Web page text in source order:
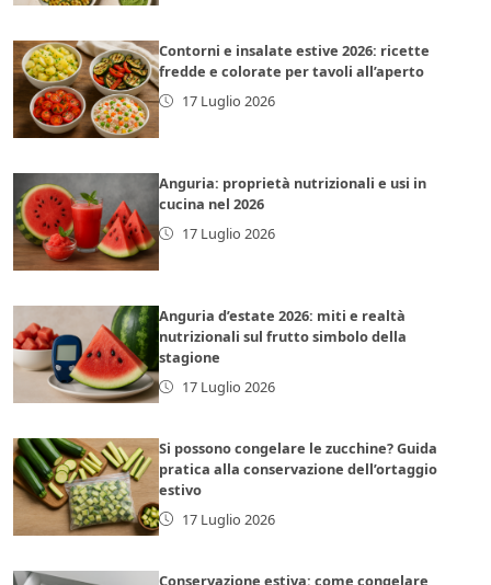
Contorni e insalate estive 2026: ricette
fredde e colorate per tavoli all’aperto
17 Luglio 2026
Anguria: proprietà nutrizionali e usi in
cucina nel 2026
17 Luglio 2026
Anguria d’estate 2026: miti e realtà
nutrizionali sul frutto simbolo della
stagione
17 Luglio 2026
Si possono congelare le zucchine? Guida
pratica alla conservazione dell’ortaggio
estivo
17 Luglio 2026
Conservazione estiva: come congelare